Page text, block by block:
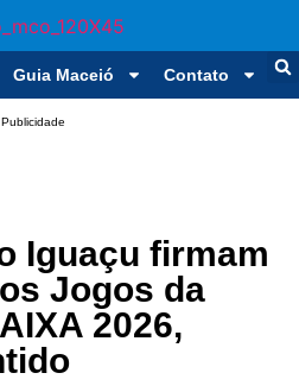
Guia Maceió Contato
Publicidade
Iguaçu firmam
Jogos da
2026,